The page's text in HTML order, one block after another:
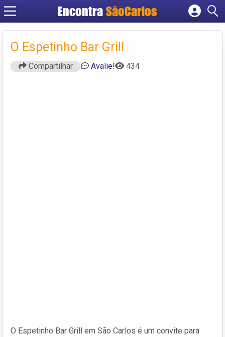
EncontraSãoCarlos
Cadastrar empresa
Criar conta
O Espetinho Bar Grill
Compartilhar Avalie! 434
O Espetinho Bar Grill em São Carlos é um convite para